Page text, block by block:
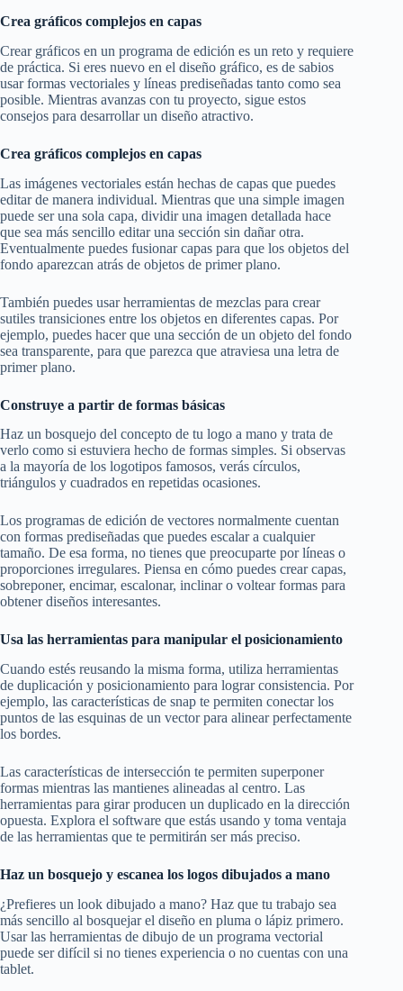
Crea gráficos complejos en capas
Crear gráficos en un programa de edición es un reto y requiere
de práctica. Si eres nuevo en el diseño gráfico, es de sabios
usar formas vectoriales y líneas prediseñadas tanto como sea
posible. Mientras avanzas con tu proyecto, sigue estos
consejos para desarrollar un diseño atractivo.
Crea gráficos complejos en capas
Las imágenes vectoriales están hechas de capas que puedes
editar de manera individual. Mientras que una simple imagen
puede ser una sola capa, dividir una imagen detallada hace
que sea más sencillo editar una sección sin dañar otra.
Eventualmente puedes fusionar capas para que los objetos del
fondo aparezcan atrás de objetos de primer plano.
También puedes usar herramientas de mezclas para crear
sutiles transiciones entre los objetos en diferentes capas. Por
ejemplo, puedes hacer que una sección de un objeto del fondo
sea transparente, para que parezca que atraviesa una letra de
primer plano.
Construye a partir de formas básicas
Haz un bosquejo del concepto de tu logo a mano y trata de
verlo como si estuviera hecho de formas simples. Si observas
a la mayoría de los logotipos famosos, verás círculos,
triángulos y cuadrados en repetidas ocasiones.
Los programas de edición de vectores normalmente cuentan
con formas prediseñadas que puedes escalar a cualquier
tamaño. De esa forma, no tienes que preocuparte por líneas o
proporciones irregulares. Piensa en cómo puedes crear capas,
sobreponer, encimar, escalonar, inclinar o voltear formas para
obtener diseños interesantes.
Usa las herramientas para manipular el posicionamiento
Cuando estés reusando la misma forma, utiliza herramientas
de duplicación y posicionamiento para lograr consistencia. Por
ejemplo, las características de snap te permiten conectar los
puntos de las esquinas de un vector para alinear perfectamente
los bordes.
Las características de intersección te permiten superponer
formas mientras las mantienes alineadas al centro. Las
herramientas para girar producen un duplicado en la dirección
opuesta. Explora el software que estás usando y toma ventaja
de las herramientas que te permitirán ser más preciso.
Haz un bosquejo y escanea los logos dibujados a mano
¿Prefieres un look dibujado a mano? Haz que tu trabajo sea
más sencillo al bosquejar el diseño en pluma o lápiz primero.
Usar las herramientas de dibujo de un programa vectorial
puede ser difícil si no tienes experiencia o no cuentas con una
tablet.